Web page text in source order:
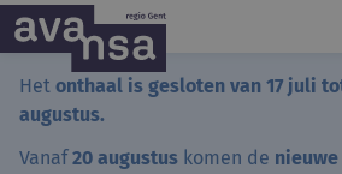
Het onthaal is gesloten van 17 juli
augustus.
Vanaf20 augustus komen de